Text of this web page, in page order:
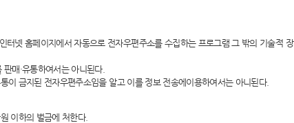
터넷 홈페이지에서 자동으로 전자우편주소를 수집하는 프로그램 그 밖의 기술적
매·유통하여서는 아니된다.
이 금지된 전자우편주소임을 알고 이를 정보 전송에이용하여서는 아니된다.
이하의 벌금에 처한다.